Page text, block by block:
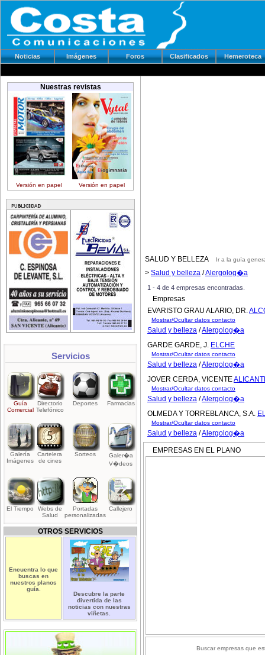
Noticias Imágenes Foros Clasificados Hemeroteca
Nuestras revistas
Versión en papel Versión en papel
Servicios
Guía
Comercial
Directorio
Telefónico
Deportes Farmacias
Galería
Imágenes
Cartelera
de cines
Sorteos
Galer�a
V�deos
El Tiempo
Webs de
Salud
Portadas
personalizadas
Callejero
OTROS SERVICIOS
Encuentra lo que
buscas en
nuestros planos
guía.
Descubre la parte
divertida de las
noticias con nuestras
viñetas.
SALUD Y BELLEZA Ir a la guía
> Salud y belleza /Alergolog�a
1 - 4 de 4 empresas encontradas.
Empresas
EVARISTO GRAU ALARIO, DR.
Mostrar/Ocultar datos contacto
Salud y belleza /Alergolog�a
GARDE GARDE, J. ELCHE
Mostrar/Ocultar datos contacto
Salud y belleza /Alergolog�a
JOVER CERDA, VICENTE
Mostrar/Ocultar datos contacto
Salud y belleza /Alergolog�a
OLMEDA Y TORREBLANCA, S.A.
Mostrar/Ocultar datos contacto
Salud y belleza /Alergolog�a
EMPRESAS EN EL PLANO
Buscar empresas que